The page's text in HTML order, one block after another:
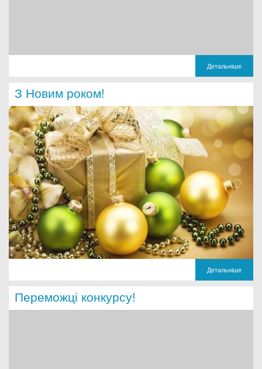
Детальніше
З Новим роком!
Детальніше
Переможці конкурсу!